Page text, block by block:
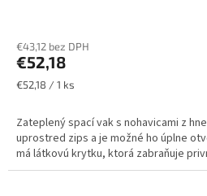
€43,12 bez DPH
€52,18
Jednotková
€52,18 / 1 ks
Zateplený spací vak s nohavicami z
uprostred zips a je možné ho úplne
má látkovú krytku, ktorá zabraňuje